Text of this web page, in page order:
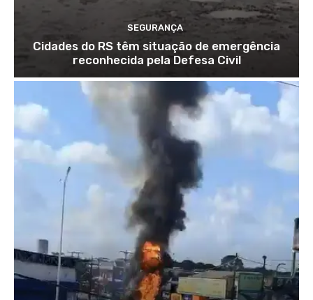
SEGURANÇA
Cidades do RS têm situação de emergência
reconhecida pela Defesa Civil